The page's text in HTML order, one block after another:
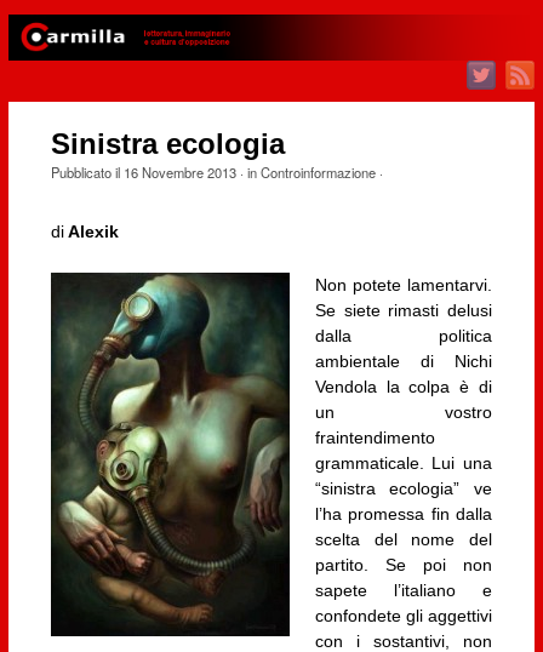
Sinistra ecologia
Pubblicato il 16 Novembre 2013· inControinformazione·
diAlexik
Non potete lamentarvi.
Se siete rimasti delusi
dalla politica
ambientale di Nichi
Vendola la colpa è di
un vostro
fraintendimento
grammaticale. Lui una
“sinistra ecologia” ve
l’ha promessa fin dalla
scelta del nome del
partito. Se poi non
sapete l’italiano e
confondete gli aggettivi
con i sostantivi, non